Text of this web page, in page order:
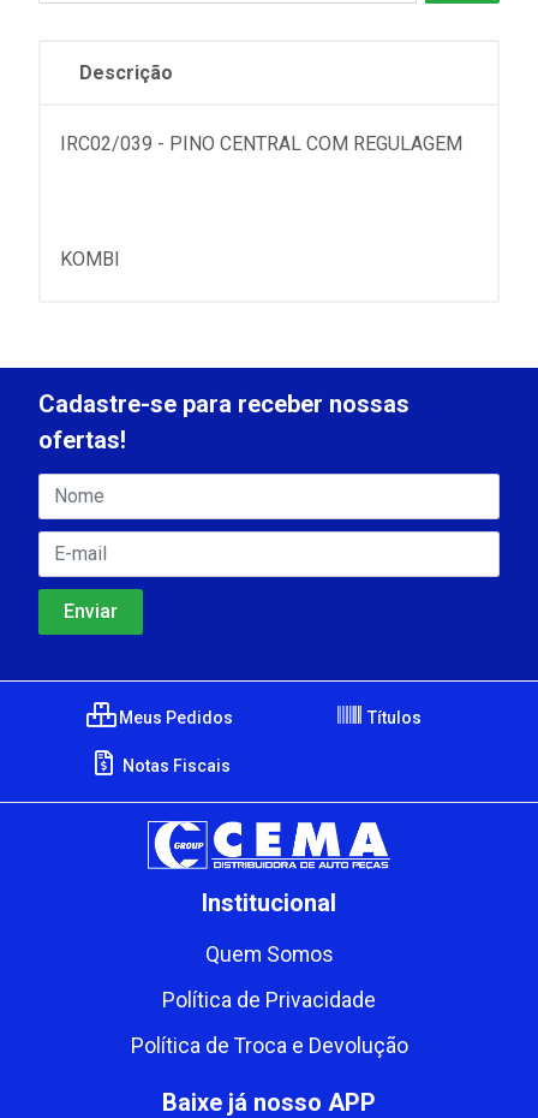
Descrição
IRC02/039 - PINO CENTRAL COM REGULAGEM
KOMBI
Cadastre-se para receber nossas
ofertas!
Meus Pedidos Títulos
Notas Fiscais
Institucional
Quem Somos
Política de Privacidade
Política de Troca e Devolução
Baixe já nosso APP